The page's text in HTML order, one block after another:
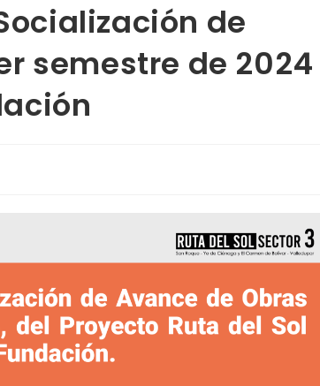
de
semestre de 2024